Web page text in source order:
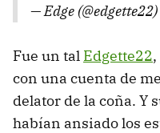
— Edge (@edgette22)
Fue un tal Edgette22
con una cuenta de
delator de la coña. Y
habían ansiado los